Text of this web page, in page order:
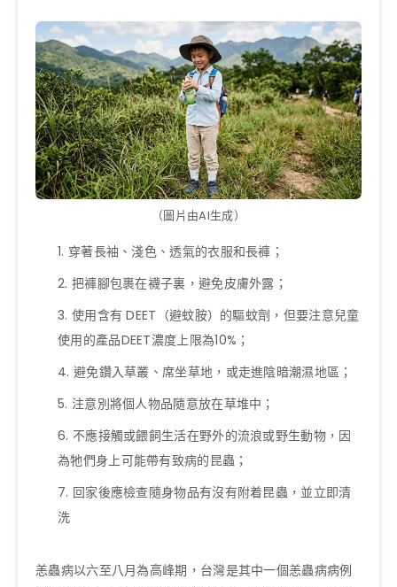
（圖片由AI生成）
穿著長袖、淺色、透氣的衣服和長褲；
把褲腳包裹在襪子裏，避免皮膚外露；
使用含有 DEET（避蚊胺）的驅蚊劑，但要注意兒童
使用的產品DEET濃度上限為10%；
避免鑽入草叢、席坐草地，或走進陰暗潮濕地區；
注意別將個人物品隨意放在草堆中；
不應接觸或餵飼生活在野外的流浪或野生動物，因
為牠們身上可能帶有致病的昆蟲；
回家後應檢查隨身物品有沒有附着昆蟲，並立即清
洗
恙蟲病以六至八月為高峰期，台灣是其中一個恙蟲病病例